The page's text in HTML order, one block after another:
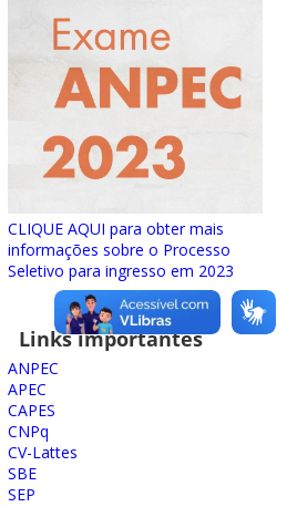
CLIQUE AQUI para obter mais
informações sobre o Processo
Seletivo para ingresso em 2023
Links importantes
ANPEC
APEC
CAPES
CNPq
CV-Lattes
SBE
SEP